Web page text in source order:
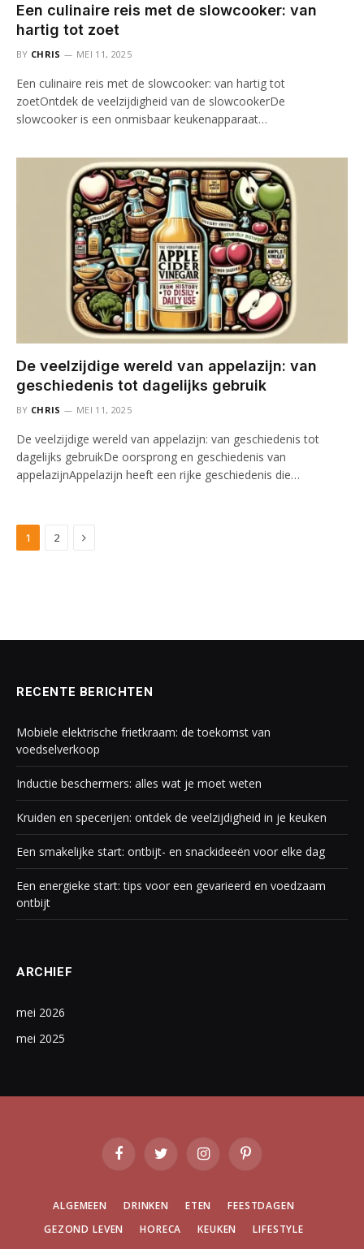
Een culinaire reis met de slowcooker: van
hartig tot zoet
BY CHRIS MEI 11, 2025
Een culinaire reis met de slowcooker: van hartig tot
zoetOntdek de veelzijdigheid van de slowcookerDe
slowcooker is een onmisbaar keukenapparaat…
De veelzijdige wereld van appelazijn: van
geschiedenis tot dagelijks gebruik
BY CHRIS MEI 11, 2025
De veelzijdige wereld van appelazijn: van geschiedenis tot
dagelijks gebruikDe oorsprong en geschiedenis van
appelazijnAppelazijn heeft een rijke geschiedenis die…
1 2 Next
RECENTE BERICHTEN
Mobiele elektrische frietkraam: de toekomst van
voedselverkoop
Inductie beschermers: alles wat je moet weten
Kruiden en specerijen: ontdek de veelzijdigheid in je keuken
Een smakelijke start: ontbijt- en snackideeën voor elke dag
Een energieke start: tips voor een gevarieerd en voedzaam
ontbijt
ARCHIEF
mei 2026
mei 2025
FacebookTwitter InstagramPinterest
ALGEMEEN DRINKEN ETEN
FEESTDAGEN
GEZOND LEVEN
HORECA KEUKEN
LIFESTYLE